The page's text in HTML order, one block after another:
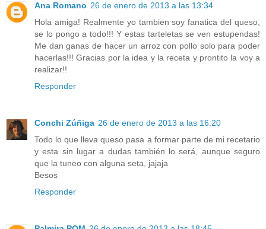
Ana Romano 26 de enero de 2013 a las 13:34
Hola amiga! Realmente yo tambien soy fanatica del queso,
se lo pongo a todo!!! Y estas tarteletas se ven estupendas!
Me dan ganas de hacer un arroz con pollo solo para poder
hacerlas!!! Gracias por la idea y la receta y prontito la voy a
realizar!!
Responder
Conchi Zúñiga 26 de enero de 2013 a las 16:20
Todo lo que lleva queso pasa a formar parte de mi recetario
y esta sin lugar a dudas también lo será, aunque seguro
que la tuneo con alguna seta, jajaja
Besos
Responder